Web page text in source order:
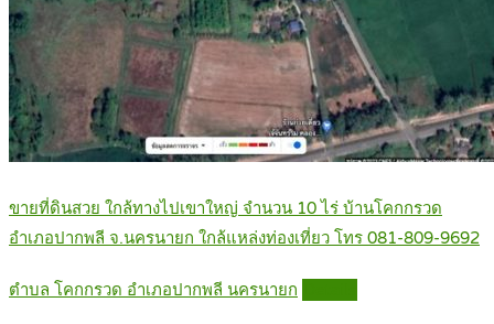
ขายที่ดินสวย ใกล้ทางไปเขาใหญ่ จำนวน 10 ไร่ บ้านโคกกรวด
อำเภอปากพลี จ.นครนายก ใกล้แหล่งท่องเที่ยว โทร 081-809-9692
ตำบล โคกกรวด อำเภอปากพลี นครนายก